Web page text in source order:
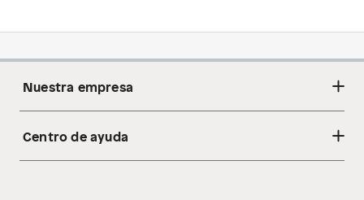
reflejado en tu cuenta dentro de 15 a 30
exclusivamente del banco con el que se
concretó la compra.
Gift Card:2 días hábiles.
Pago efectivo:
reembolso se realizará a través de
transferencia interbancaria (CCI) a la
Nuestra empresa
Acerca de nosotros
Centro de ayuda